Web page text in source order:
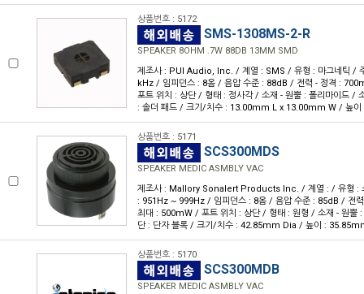
상품번호 : 5172
SMS-1308MS-2-R
SPEAKER 8OHM .7W 88DB 13MM SMD
제조사 : PUI Audio, Inc. / 계열 : SMS / 유형 : 마그네틱 /
kHz / 임피던스 : 8옴 / 음압 수준 : 88dB / 전력 - 정격 :
포트 위치 : 상단 / 형태 : 정사각 / 소재 - 원뿔 : 폴리마이드 /
: 솔더 패드 / 크기/치수 : 13.00mm L x 13.00mm W / 높
상품번호 : 5171
SCS300MDS
SPEAKER MEDIC ASMBLY VAC
제조사 : Mallory Sonalert Products Inc. / 계열 : / 유형 :
: 951Hz ~ 999Hz / 임피던스 : 8옴 / 음압 수준 : 85dB / 전
최대 : 500mW / 포트 위치 : 상단 / 형태 : 원형 / 소재 - 원뿔
단 : 단자 블록 / 크기/치수 : 42.85mm Dia / 높이 :
상품번호 : 5170
SCS300MDB
SPEAKER MEDIC ASMBLY VAC